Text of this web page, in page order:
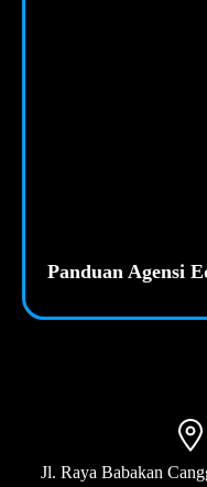
Panduan Agensi
Jl. Raya Babakan